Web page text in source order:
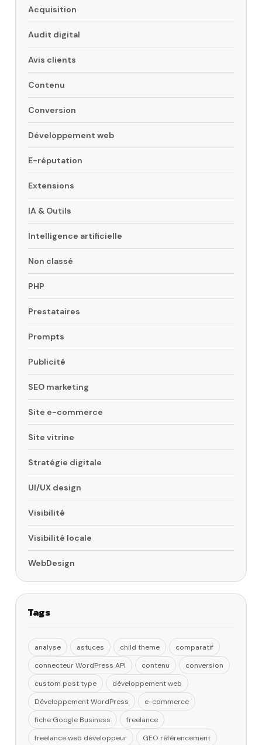
Acquisition
Audit digital
Avis clients
Contenu
Conversion
Développement web
E-réputation
Extensions
IA & Outils
Intelligence artificielle
Non classé
PHP
Prestataires
Prompts
Publicité
SEO marketing
Site e-commerce
Site vitrine
Stratégie digitale
UI/UX design
Visibilité
Visibilité locale
WebDesign
Tags
analyse astuces child theme
comparatif
connecteur WordPress API
contenu
conversion
custom post type
développement web
Développement WordPress
e-commerce
fiche Google Business
freelance
freelance web développeur
GEO référencement